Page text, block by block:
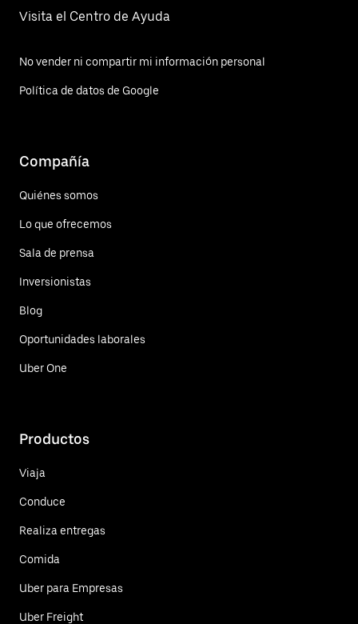
Visita el Centro de Ayuda
No vender ni compartir mi información personal
Política de datos de Google
Compañía
Quiénes somos
Lo que ofrecemos
Sala de prensa
Inversionistas
Blog
Oportunidades laborales
Uber One
Productos
Viaja
Conduce
Realiza entregas
Comida
Uber para Empresas
Uber Freight